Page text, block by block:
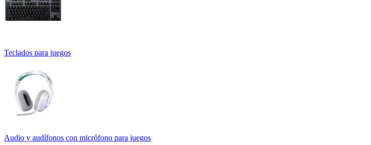
Teclados para juegos
Audio y audífonos con micrófono para juegos